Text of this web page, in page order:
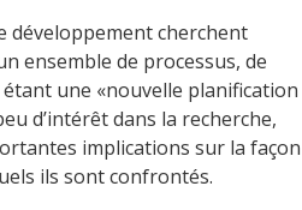
développement cherchent
ensemble de processus, de
une «nouvelle planification
d’intérêt dans la recherche,
implications sur la façon
ils sont confrontés.